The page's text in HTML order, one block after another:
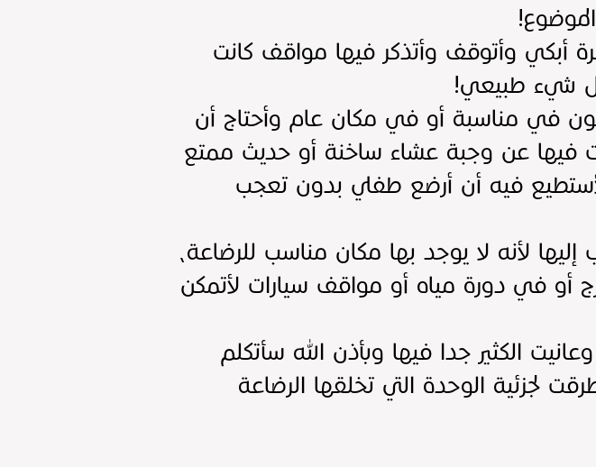
أبكي وأتوقف وأتذكر فيها مواقف كانت
شيء طبيعي!
في مناسبة أو في مكان عام وأحتاج أن
فيها عن وجبة عشاء ساخنة أو حديث ممتع
لأستطيع فيه أن أرضع طفلي بدون تعجب
لأنه لا يوجد بها مكان مناسب للرضاعة،
أو في دورة مياه أو مواقف سيارات لأتمكن
الكثير جدا فيها وبأذن الله سأتكلم
لجزئية الوحدة التي تخلقها الرضاعة